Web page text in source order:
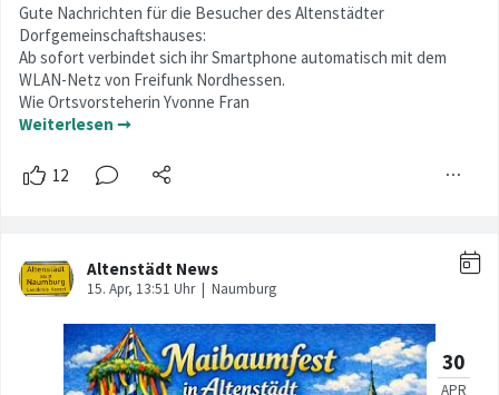
Gute Nachrichten für die Besucher des Altenstädter
Dorfgemeinschaftshauses:
Ab sofort verbindet sich ihr Smartphone automatisch mit dem
WLAN-Netz von Freifunk Nordhessen.
Wie Ortsvorsteherin Yvonne Fran
Weiterlesen ➞